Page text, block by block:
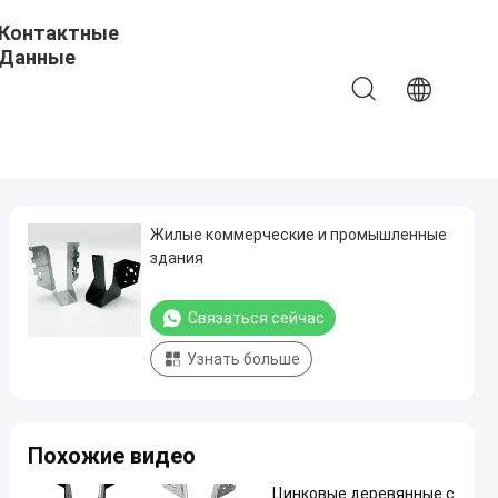
Контактные
Данные
Жилые коммерческие и промышленные
здания
Связаться сейчас
Узнать больше
Похожие видео
Цинковые деревянные с